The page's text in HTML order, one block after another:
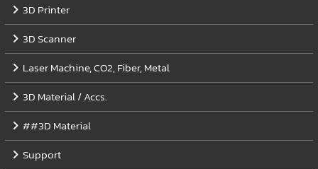
3D Printer
3D Scanner
Laser Machine, CO2, Fiber, Metal
3D Material / Accs.
##3D Material
Support